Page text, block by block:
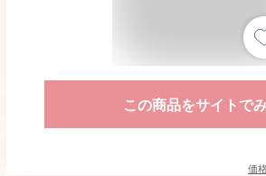
この商品をサイトで
価